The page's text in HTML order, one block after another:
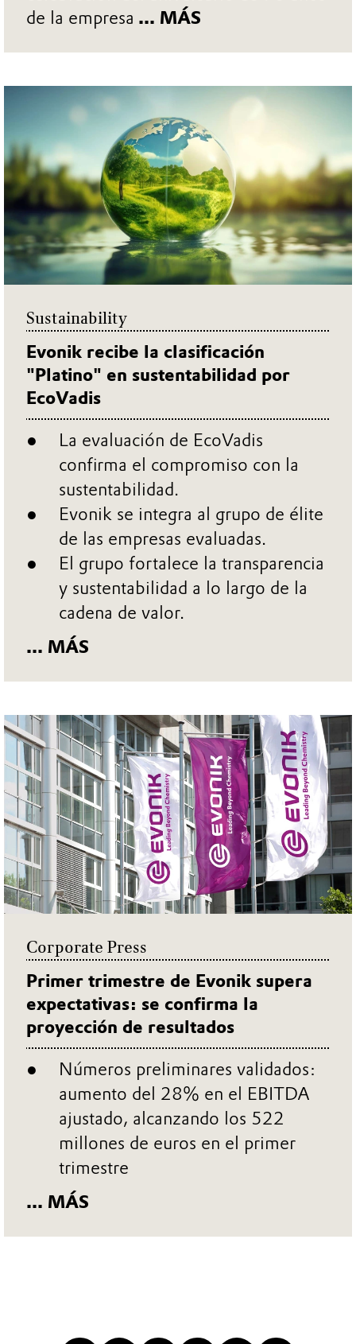
desarrollada con el objetivo de
celebración del aniversario de 70 años
de la empresa
... MÁS
Evonik recibe la clasificación
"Platino" en sustentabilidad por
EcoVadis
La evaluación de EcoVadis
confirma el compromiso con la
sustentabilidad.
Evonik se integra al grupo de élite
de las empresas evaluadas.
El grupo fortalece la transparencia
y sustentabilidad a lo largo de la
... MÁS
Corporate Press
Primer trimestre de Evonik supera
expectativas: se confirma la
proyección de resultados
Números preliminares validados:
aumento del 28% en el EBITDA
ajustado, alcanzando los 522
millones de euros en el primer